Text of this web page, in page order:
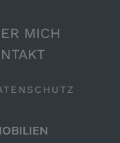
MICH